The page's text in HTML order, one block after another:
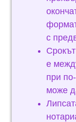
с
е
при
може